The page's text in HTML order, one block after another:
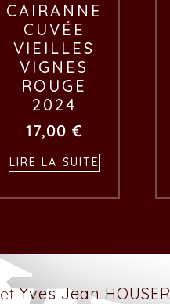
CAIRANNE
CUVÉE
VIEILLES
VIGNES
ROUGE
2024
17,00 €
LIRE LA SUITE
etYves Jean HOUSER